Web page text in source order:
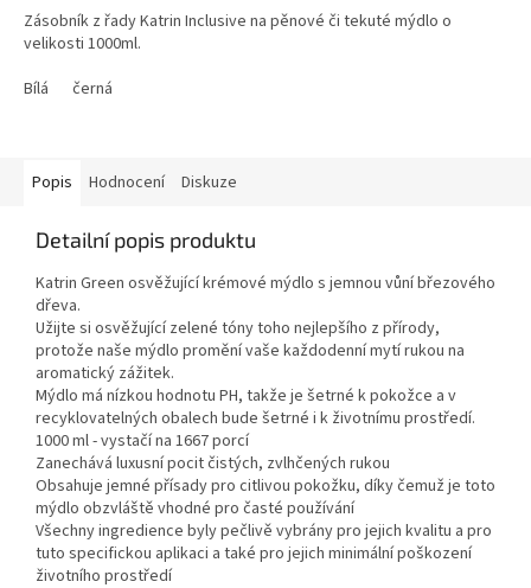
z
5
Zásobník z řady Katrin Inclusive na pěnové či tekuté mýdlo o
velikosti 1000ml.
Bílá
černá
Popis Hodnocení Diskuze
Detailní popis produktu
Katrin Green osvěžující krémové mýdlo s jemnou vůní březového
dřeva.
Užijte si osvěžující zelené tóny toho nejlepšího z přírody,
protože naše mýdlo promění vaše každodenní mytí rukou na
aromatický zážitek.
Mýdlo má nízkou hodnotu PH, takže je šetrné k pokožce a v
recyklovatelných obalech bude šetrné i k životnímu prostředí.
1000 ml - vystačí na 1667 porcí
Zanechává luxusní pocit čistých, zvlhčených rukou
Obsahuje jemné přísady pro citlivou pokožku, díky čemuž je toto
mýdlo obzvláště vhodné pro časté používání
Všechny ingredience byly pečlivě vybrány pro jejich kvalitu a pro
tuto specifickou aplikaci a také pro jejich minimální poškození
životního prostředí